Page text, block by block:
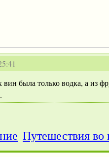
была только водка, а из
Путешествия